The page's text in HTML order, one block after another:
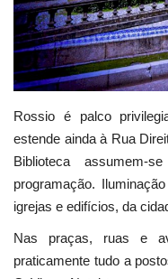
Ficha técnica
Cultura
Lazer
Ambiente
Rossio é palco
estende ainda à Rua
Biblioteca assumem-
programação.
igrejas e edifícios, da
Nas praças, ruas e
praticamente tudo a